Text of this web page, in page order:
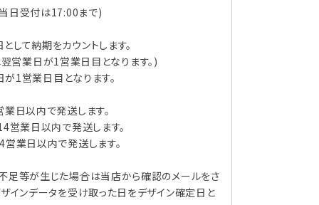
日受付は17:00まで)
して納期をカウントします。
営業日が1営業日目となります。)
1営業日目となります。
日以内で発送します。
営業日以内で発送します。
営業日以内で発送します。
足等が生じた場合は当店から確認のメールをさ
インデータを受け取った日をデザイン確定日と